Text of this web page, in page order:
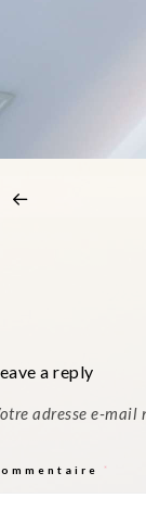
a reply
adresse e-mail
*